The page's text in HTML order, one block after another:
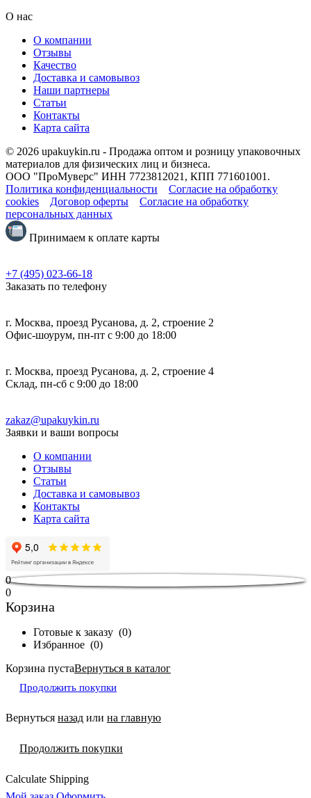
О нас
О компании
Отзывы
Качество
Доставка и самовывоз
Наши партнеры
Статьи
Контакты
Карта сайта
© 2026 upakuykin.ru - Продажа оптом и розницу упаковочных
материалов для физических лиц и бизнеса.
ООО "ПроМуверс" ИНН 7723812021, КПП 771601001.
Политика конфиденциальности
Согласие на обработку
cookies
Договор оферты
Согласие на обработку
персональных данных
Принимаем к оплате карты
+7 (495) 023-66-18
Заказать по телефону
г. Москва, проезд Русанова, д. 2, строение 2
Офис-шоурум, пн-пт с 9:00 до 18:00
г. Москва, проезд Русанова, д. 2, строение 4
Склад, пн-сб с 9:00 до 18:00
zakaz@upakuykin.ru
Заявки и ваши вопросы
О компании
Отзывы
Статьи
Доставка и самовывоз
Контакты
Карта сайта
0
0
Корзина
Готовые к заказу (0)
Избранное (0)
Корзина пустаВернуться в каталог
Продолжить покупки
Вернуться назад или на главную
Продолжить покупки
Calculate Shipping